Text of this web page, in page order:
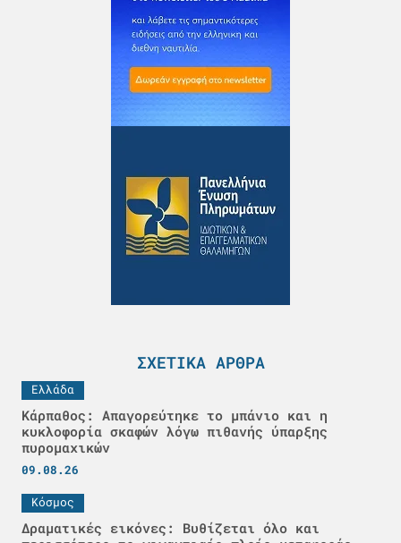
ΣΧΕΤΙΚΆ ΆΡΘΡΑ
Ελλάδα
Κάρπαθος: Απαγορεύτηκε το μπάνιο και η
κυκλοφορία σκαφών λόγω πιθανής ύπαρξης
πυρομαχικών
09.08.26
Κόσμος
Δραματικές εικόνες: Βυθίζεται όλο και